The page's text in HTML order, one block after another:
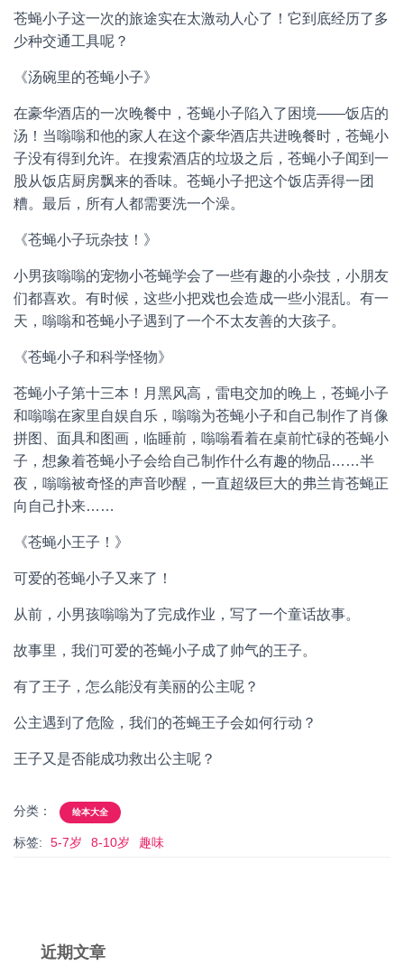
苍蝇小子这一次的旅途实在太激动人心了！它到底经历了多
少种交通工具呢？
《汤碗里的苍蝇小子》
在豪华酒店的一次晚餐中，苍蝇小子陷入了困境——饭店的
汤！当嗡嗡和他的家人在这个豪华酒店共进晚餐时，苍蝇小
子没有得到允许。在搜索酒店的垃圾之后，苍蝇小子闻到一
股从饭店厨房飘来的香味。苍蝇小子把这个饭店弄得一团
糟。最后，所有人都需要洗一个澡。
《苍蝇小子玩杂技！》
小男孩嗡嗡的宠物小苍蝇学会了一些有趣的小杂技，小朋友
们都喜欢。有时候，这些小把戏也会造成一些小混乱。有一
天，嗡嗡和苍蝇小子遇到了一个不太友善的大孩子。
《苍蝇小子和科学怪物》
苍蝇小子第十三本！月黑风高，雷电交加的晚上，苍蝇小子
和嗡嗡在家里自娱自乐，嗡嗡为苍蝇小子和自己制作了肖像
拼图、面具和图画，临睡前，嗡嗡看着在桌前忙碌的苍蝇小
子，想象着苍蝇小子会给自己制作什么有趣的物品……半
夜，嗡嗡被奇怪的声音吵醒，一直超级巨大的弗兰肯苍蝇正
向自己扑来……
《苍蝇小王子！》
可爱的苍蝇小子又来了！
从前，小男孩嗡嗡为了完成作业，写了一个童话故事。
故事里，我们可爱的苍蝇小子成了帅气的王子。
有了王子，怎么能没有美丽的公主呢？
公主遇到了危险，我们的苍蝇王子会如何行动？
王子又是否能成功救出公主呢？
分类： 绘本大全
标签: 5-7岁 8-10岁 趣味
近期文章